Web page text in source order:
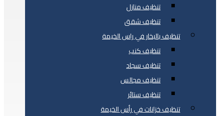
تنظيف منازل
تنظيف شقق
تنظيف بالبخار في راس الخيمة
تنظيف كنب
تنظيف سجاد
تنظيف مجالس
تنظيف ستائر
تنظيف خزانات في رأس الخيمة